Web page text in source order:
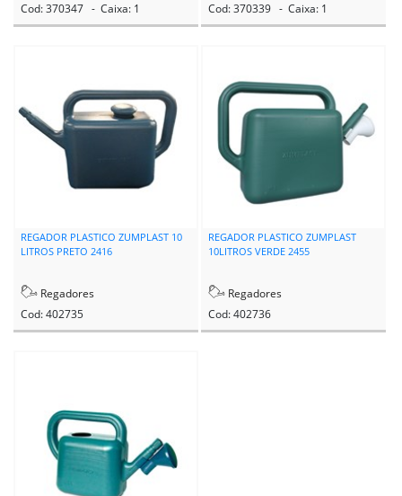
Cod: 370347 - Caixa: 1
Cod: 370339 - Caixa: 1
REGADOR PLASTICO ZUMPLAST 10
LITROS PRETO 2416
Regadores
Cod: 402735
REGADOR PLASTICO ZUMPLAST
10LITROS VERDE 2455
Regadores
Cod: 402736